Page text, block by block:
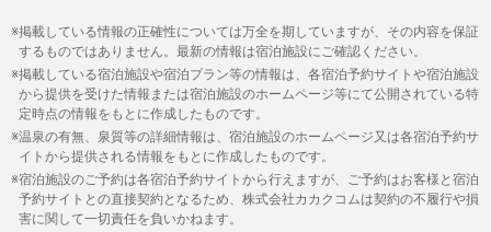
掲載している情報の正確性については万全を期していますが、その内容を保証
するものではありません。最新の情報は宿泊施設にご確認ください。
掲載している宿泊施設や宿泊プラン等の情報は、各宿泊予約サイトや宿泊施設
から提供を受けた情報または宿泊施設のホームページ等にて公開されている特
定時点の情報をもとに作成したものです。
温泉の有無、泉質等の詳細情報は、宿泊施設のホームページ又は各宿泊予約サ
イトから提供される情報をもとに作成したものです。
宿泊施設のご予約は各宿泊予約サイトから行えますが、ご予約はお客様と宿泊
予約サイトとの直接契約となるため、株式会社カカクコムは契約の不履行や損
害に関して一切責任を負いかねます。